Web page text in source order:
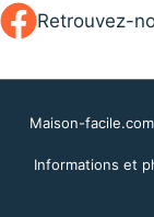
Retrouvez-
Maison-
Informations et